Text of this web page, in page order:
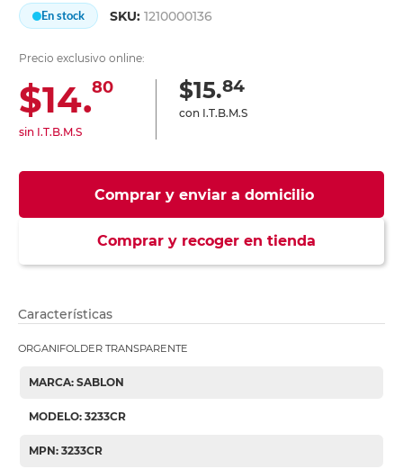
En stock SKU:1210000136
Precio exclusivo online:
$14.80
sin I.T.B.M.S
$15.84
con I.T.B.M.S
Comprar y enviar a domicilio
Comprar y recoger en tienda
Características
ORGANIFOLDER TRANSPARENTE
MARCA: SABLON
MODELO: 3233CR
MPN: 3233CR